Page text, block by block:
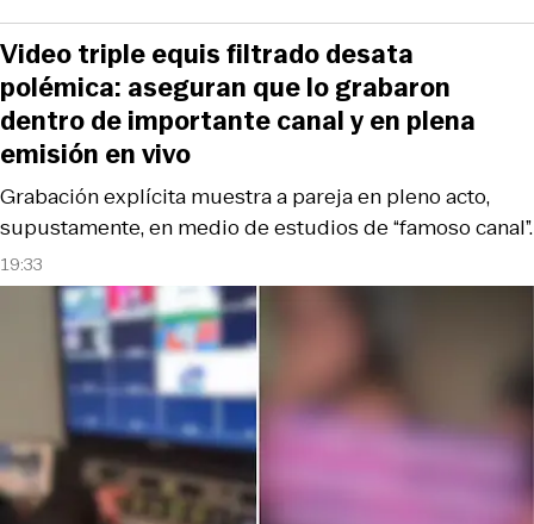
19:33
Grabación explícita muestra a pareja en pleno acto,
supustamente, en medio de estudios de “famoso canal”.
Video triple equis filtrado desata
polémica: aseguran que lo grabaron
dentro de importante canal y en plena
emisión en vivo